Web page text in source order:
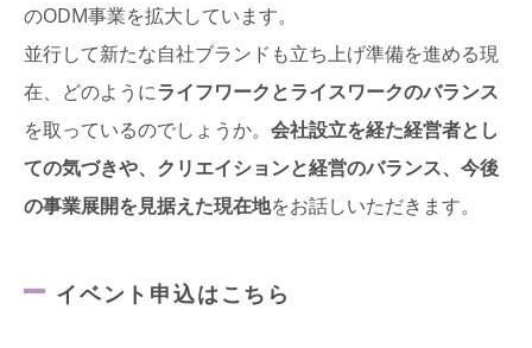
のODM事業を拡大しています。
並行して新たな自社ブランドも立ち上げ準備を進める現
在、どのようにライフワークとライスワークのバランス
を取っているのでしょうか。 会社設立を経た経営者とし
ての気づきや、クリエイションと経営のバランス、今後
の事業展開を見据えた現在地をお話しいただきます。
イベント申込はこちら